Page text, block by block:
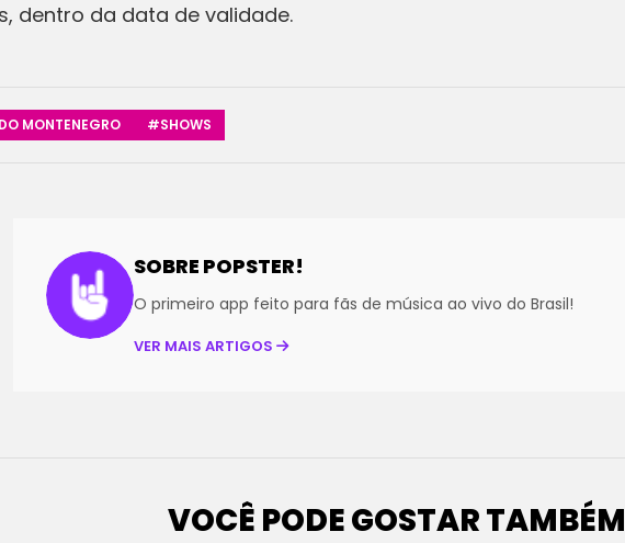
dentro da data de validade.
MONTENEGRO #SHOWS
SOBRE POPSTER!
O primeiro app feito para fãs de música ao vivo do Brasil!
VER MAIS ARTIGOS
VOCÊ PODE GOSTAR TAMBÉM